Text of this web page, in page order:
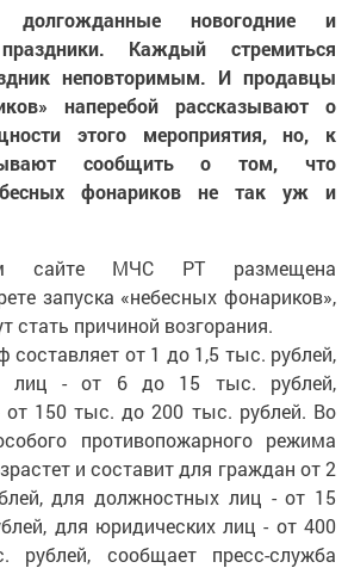
новогодние и
Каждый стремиться
неповторимым. И продавцы
наперебой рассказывают о
этого мероприятия, но, к
сообщить о том, что
фонариков не так уж и
сайте МЧС РТ размещена
запуска «небесных фонариков»,
стать причиной возгорания.
от 1 до 1,5 тыс. рублей,
лиц - от 6 до 15 тыс. рублей,
от 150 тыс. до 200 тыс. рублей. Во
противопожарного режима
и составит для граждан от 2
для должностных лиц - от 15
для юридических лиц - от 400
сообщает пресс-служба